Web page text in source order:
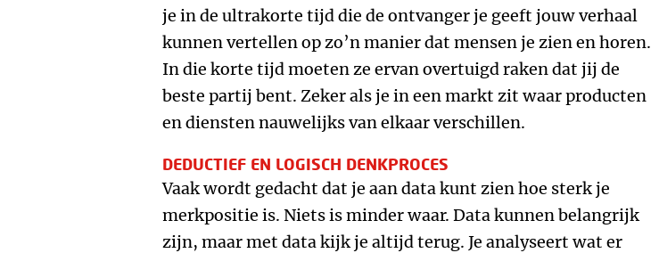
je in de ultrakorte tijd die de ontvanger je geeft jouw verhaal
kunnen vertellen op zo’n manier dat mensen je zien en horen.
In die korte tijd moeten ze ervan overtuigd raken dat jij de
beste partij bent. Zeker als je in een markt zit waar producten
en diensten nauwelijks van elkaar verschillen.
DEDUCTIEF EN LOGISCH DENKPROCES
Vaak wordt gedacht dat je aan data kunt zien hoe sterk je
merkpositie is. Niets is minder waar. Data kunnen belangrijk
zijn, maar met data kijk je altijd terug. Je analyseert wat er